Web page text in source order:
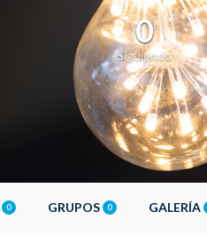
0
Siguiendo
0 GRUPOS 0 GALERÍA